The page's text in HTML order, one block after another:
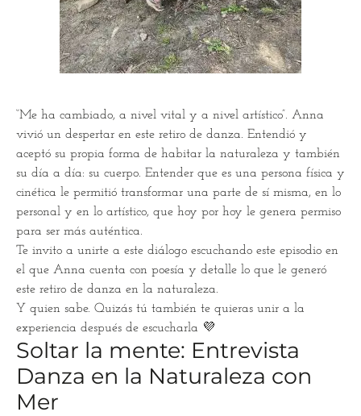
“Me ha cambiado, a nivel vital y a nivel artístico”. Anna
vivió un despertar en este retiro de danza. Entendió y
aceptó su propia forma de habitar la naturaleza y también
su día a día: su cuerpo. Entender que es una persona física y
cinética le permitió transformar una parte de sí misma, en lo
personal y en lo artístico, que hoy por hoy le genera permiso
para ser más auténtica.
Te invito a unirte a este diálogo escuchando este episodio en
el que Anna cuenta con poesía y detalle lo que le generó
este retiro de danza en la naturaleza.
Y quien sabe. Quizás tú también te quieras unir a la
experiencia después de escucharla 💜
Soltar la mente: Entrevista
Danza en la Naturaleza con
Mer